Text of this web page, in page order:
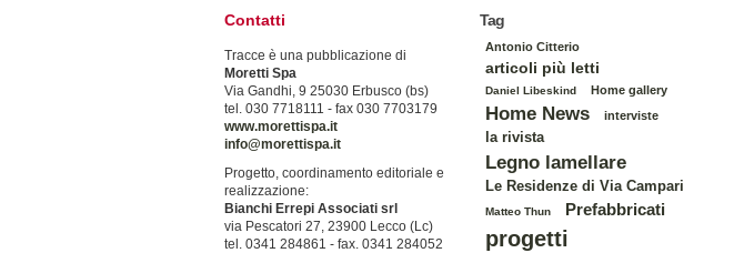
Contatti
Tracce è una pubblicazione di
Moretti Spa
Via Gandhi, 9 25030 Erbusco (bs)
tel. 030 7718111 - fax 030 7703179
www.morettispa.it
info@morettispa.it
Progetto, coordinamento editoriale e
realizzazione:
Bianchi Errepi Associati srl
via Pescatori 27, 23900 Lecco (Lc)
tel. 0341 284861 - fax. 0341 284052
Tag
Antonio Citterio
articoli più letti
Daniel Libeskind Home gallery
Home News interviste
la rivista
Legno lamellare
Le Residenze di Via Campari
Matteo Thun Prefabbricati
progetti